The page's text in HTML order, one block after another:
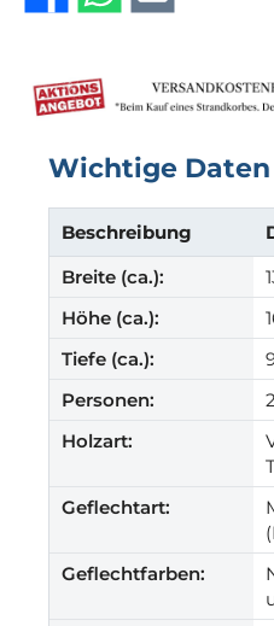
Wichtige
Beschreibung
Breite (ca.):
Höhe (ca.):
Tiefe (ca.):
Personen:
Holzart:
Geflechtart:
Geflechtfarben: